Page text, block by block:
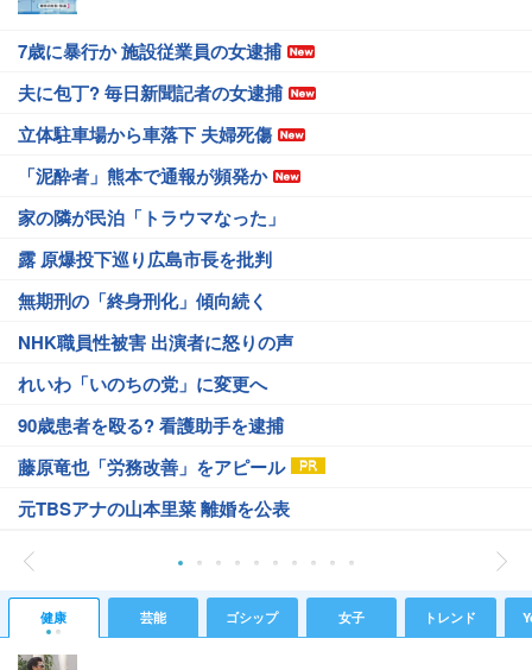
7歳に暴行か 施設従業員の女逮捕
夫に包丁? 毎日新聞記者の女逮捕
立体駐車場から車落下 夫婦死傷
「泥酔者」熊本で通報が頻発か
家の隣が民泊「トラウマなった」
露 原爆投下巡り広島市長を批判
無期刑の「終身刑化」傾向続く
NHK職員性被害 出演者に怒りの声
れいわ「いのちの党」に変更へ
90歳患者を殴る? 看護助手を逮捕
藤原竜也「労務改善」をアピール
元TBSアナの山本里菜 離婚を公表
健康 芸能 ゴシップ 女子 トレンド